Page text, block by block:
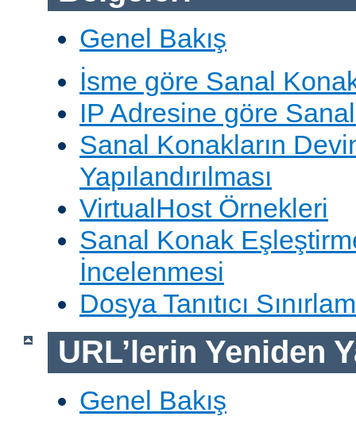
Genel Bakış
İsme göre Sanal
IP Adresine göre
Sanal Konakların
Yapılandırılması
VirtualHost Örnekleri
Sanal Konak
İncelenmesi
Dosya Tanıtıcı
URL’lerin Yeniden
Genel Bakış